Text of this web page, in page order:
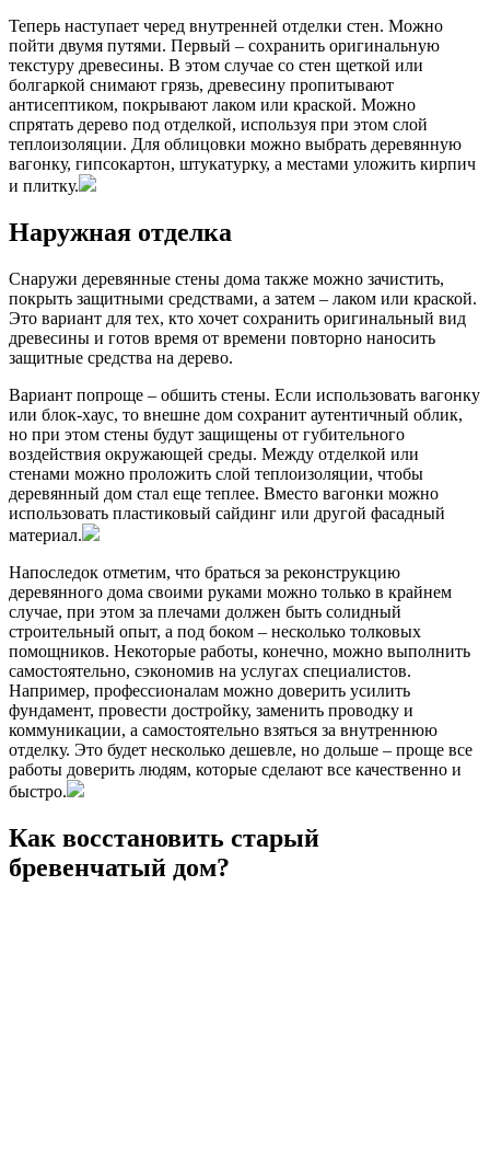
Теперь наступает черед внутренней отделки стен. Можно
пойти двумя путями. Первый – сохранить оригинальную
текстуру древесины. В этом случае со стен щеткой или
болгаркой снимают грязь, древесину пропитывают
антисептиком, покрывают лаком или краской. Можно
спрятать дерево под отделкой, используя при этом слой
теплоизоляции. Для облицовки можно выбрать деревянную
вагонку, гипсокартон, штукатурку, а местами уложить кирпич
и плитку.
Наружная отделка
Снаружи деревянные стены дома также можно зачистить,
покрыть защитными средствами, а затем – лаком или краской.
Это вариант для тех, кто хочет сохранить оригинальный вид
древесины и готов время от времени повторно наносить
защитные средства на дерево.
Вариант попроще – обшить стены. Если использовать вагонку
или блок-хаус, то внешне дом сохранит аутентичный облик,
но при этом стены будут защищены от губительного
воздействия окружающей среды. Между отделкой или
стенами можно проложить слой теплоизоляции, чтобы
деревянный дом стал еще теплее. Вместо вагонки можно
использовать пластиковый сайдинг или другой фасадный
материал.
Напоследок отметим, что браться за реконструкцию
деревянного дома своими руками можно только в крайнем
случае, при этом за плечами должен быть солидный
строительный опыт, а под боком – несколько толковых
помощников. Некоторые работы, конечно, можно выполнить
самостоятельно, сэкономив на услугах специалистов.
Например, профессионалам можно доверить усилить
фундамент, провести достройку, заменить проводку и
коммуникации, а самостоятельно взяться за внутреннюю
отделку. Это будет несколько дешевле, но дольше – проще все
работы доверить людям, которые сделают все качественно и
быстро.
Как восстановить старый
бревенчатый дом?